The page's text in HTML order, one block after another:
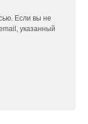
Если вы не
указанный